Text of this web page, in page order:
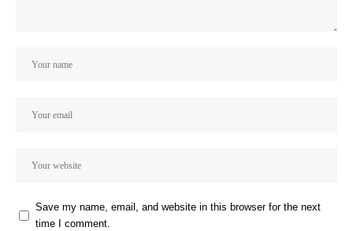
Save my name, email, and website in this browser for the next
time I comment.